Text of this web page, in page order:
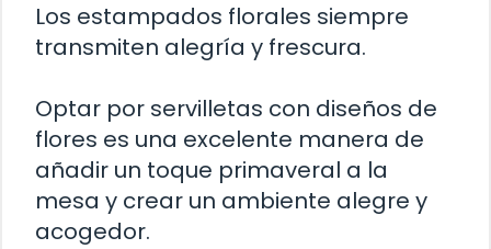
Los estampados florales siempre
transmiten alegría y frescura.
Optar por servilletas con diseños de
flores es una excelente manera de
añadir un toque primaveral a la
mesa y crear un ambiente alegre y
acogedor.